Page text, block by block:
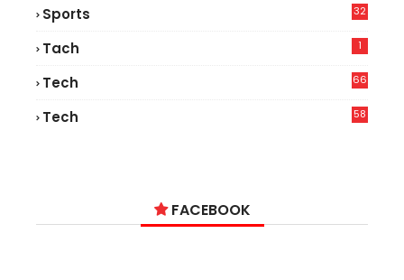
Sports 32
Tach 1
Tech
66
Tech
58
FACEBOOK